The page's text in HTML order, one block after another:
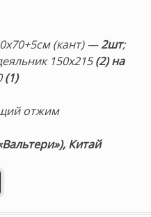
(кант) —2шт;
150х215(2) на
(1)
отжим
Китай
белье «С-310» сатин